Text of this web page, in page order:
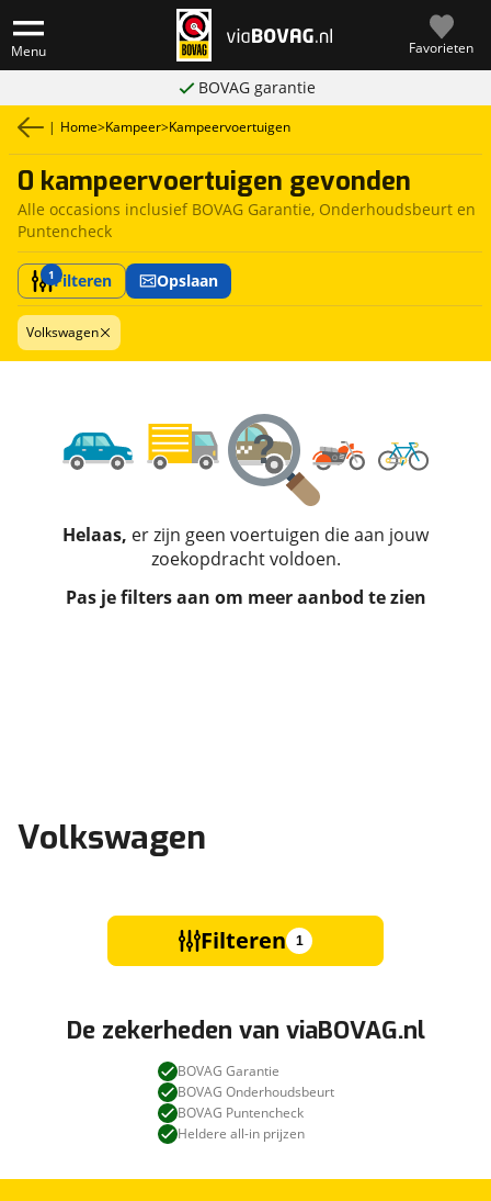
Menu Favorieten
BOVAG garantie
| Home>Kampeer>Kampeervoertuigen
0 kampeervoertuigen gevonden
Alle occasions inclusief BOVAG Garantie, Onderhoudsbeurt en
Puntencheck
1Filteren Opslaan
Volkswagen
Helaas, er zijn geen voertuigen die aan jouw
zoekopdracht voldoen.
Pas je filters aan om meer aanbod te zien
Volkswagen
Filteren 1
De zekerheden van viaBOVAG.nl
BOVAG Garantie
BOVAG Onderhoudsbeurt
BOVAG Puntencheck
Heldere all-in prijzen